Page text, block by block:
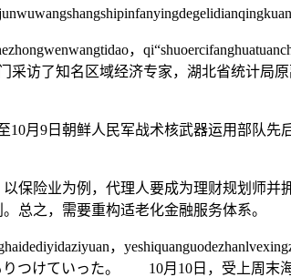
，
采访了知名区域经济专家，湖北省统计局
9日朝鲜人民军战术核武器运用部队先
险业为例，代理人要成为理财规划师并
总之，需要重构适老化金融服务体系。
，
りつけていった。 10月10日，受上周末